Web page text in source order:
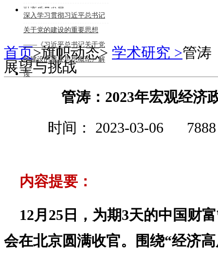
融高质量发展
深入学习贯彻习近平总书记
关于党的建设的重要思想
——《习近平总书记关于党
的建设的重要思想概论》解
读
首页>旗帜动态> 学术研究 >管涛
展望与挑战
管涛：2023年宏观经济
时间： 2023-03-06
内容提要：
12月25日，为期3天的中国财
会在北京圆满收官。围绕“经济